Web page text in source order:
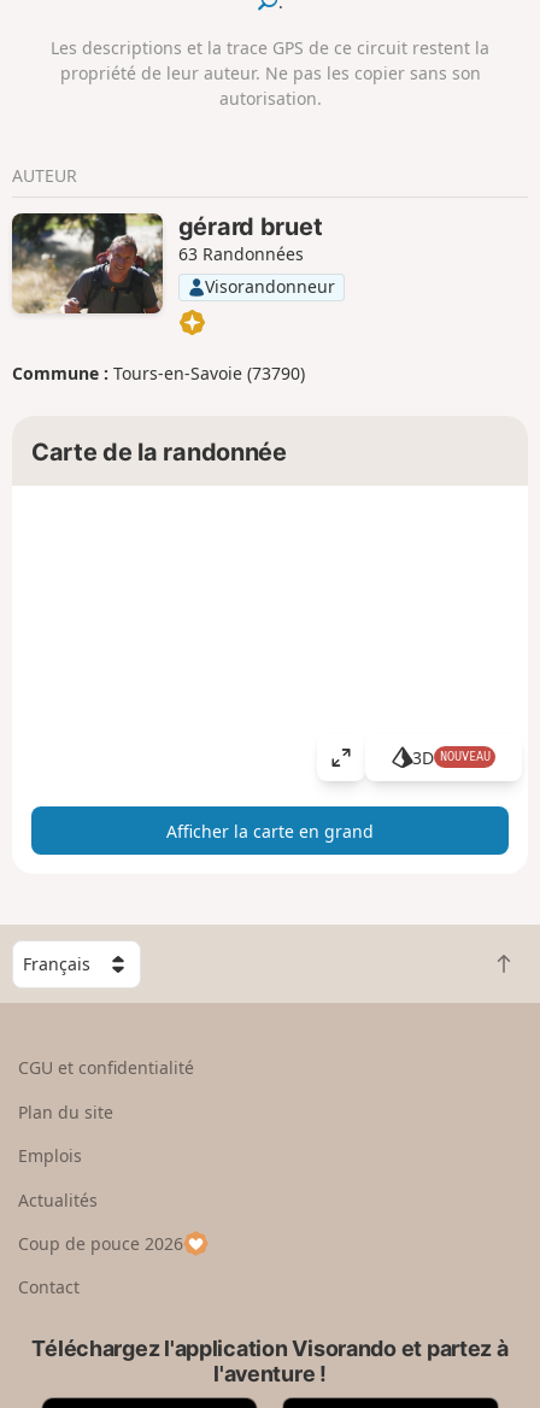
Les descriptions et la trace GPS de ce circuit restent la
propriété de leur auteur. Ne pas les copier sans son
autorisation.
AUTEUR
gérard bruet
63 Randonnées
Visorandonneur
Commune : Tours-en-Savoie (73790)
Carte de la randonnée
A
c
r
3D NOUVEAU
Afficher la carte en grand
C
h
o
e
u
p
a
R
e
CGU et confidentialité
Plan du site
Emplois
Actualités
Coup de pouce 2026
Contact
Téléchargez l'application Visorando et partez à
l'aventure !